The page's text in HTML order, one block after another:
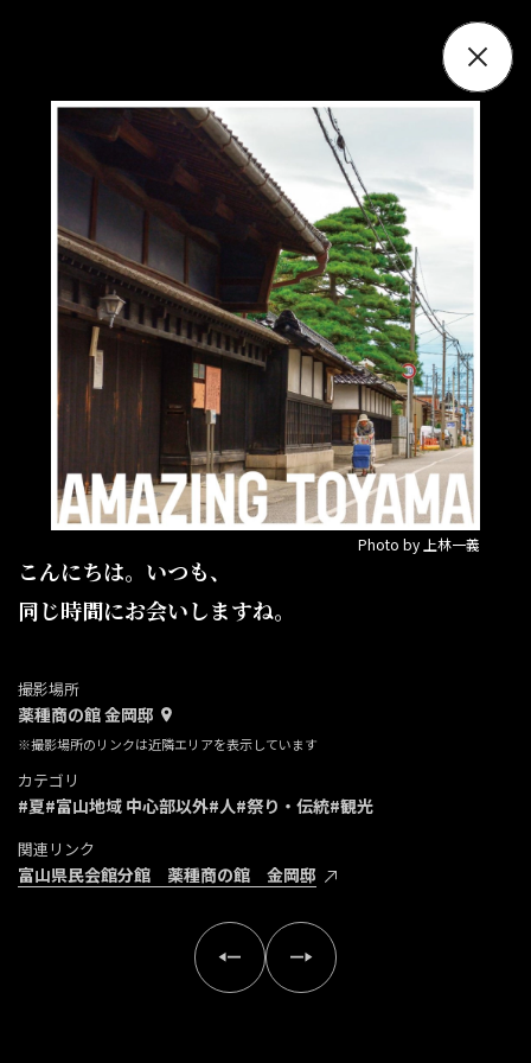
Photo by 上林一義
こんにちは。いつも、
同じ時間にお会いしますね。
撮影場所
薬種商の館 金岡邸
※撮影場所のリンクは近隣エリアを表示しています
カテゴリ
#夏#富山地域 中心部以外#人#祭り・伝統#観光
関連リンク
富山県民会館分館 薬種商の館 金岡邸